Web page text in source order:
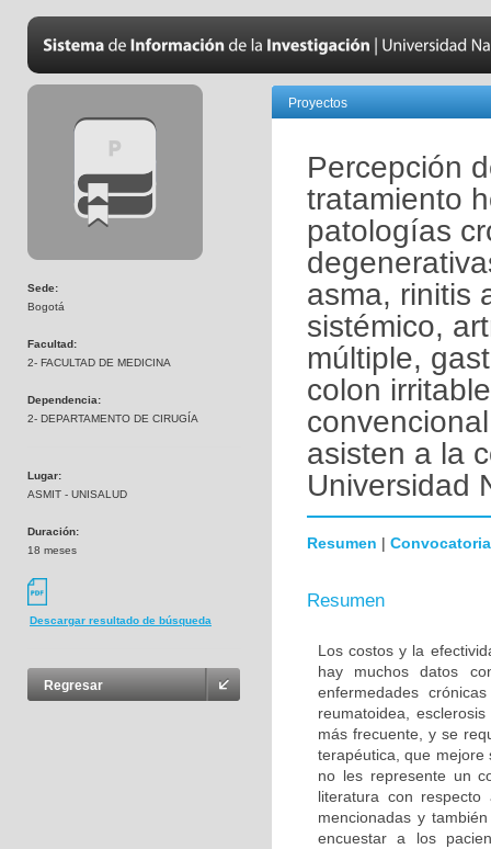
Sede:
Bogotá
Facultad:
2- FACULTAD DE MEDICINA
Dependencia:
2- DEPARTAMENTO DE CIRUGÍA
Lugar:
ASMIT - UNISALUD
Duración:
18 meses
Descargar resultado de búsqueda
Regresar
Proyectos
Percepción
tratamiento
patologías
asma, rinitis
sistémico,
múltiple,
colon
asisten a la
Universidad
Resumen | Convocatoria
Resumen
Los costos y la
hay muchos datos
enfermedades
reumatoidea,
más frecuente, y se
terapéutica, que mejore
no les represente un
literatura con
mencionadas y
encuestar a los